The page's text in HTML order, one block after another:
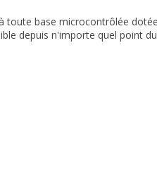
toute base microcontrôlée
depuis n'importe quel point